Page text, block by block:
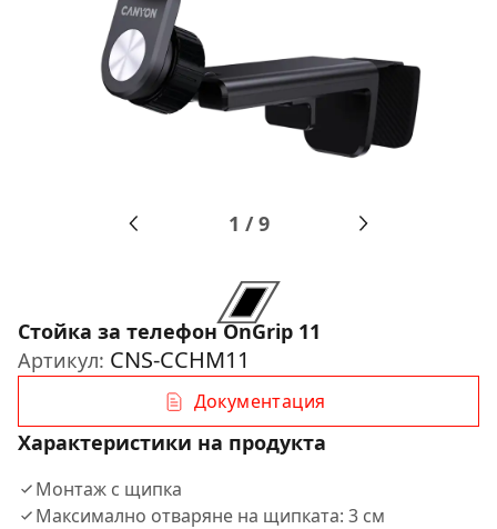
1 /9
Стойка за телефон OnGrip 11
Артикул: CNS-CCHM11
Документация
Характеристики на продукта
Монтаж с щипка
Максимално отваряне на щипката: 3 см